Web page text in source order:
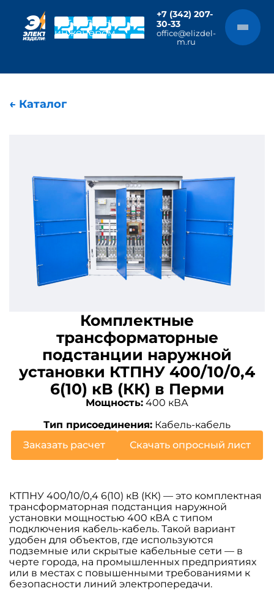
Чат с главным
инженером
+7 (342) 207-
30-33
office@elizdel-
m.ru
← Каталог
Комплектные
трансформаторные
подстанции наружной
установки КТПНУ 400/10/0,4
6(10) кВ (КК) в Перми
Мощность: 400 кВА
Тип присоединения: Кабель-кабель
Заказать расчет
Скачать опросный лист
КТПНУ 400/10/0,4 6(10) кВ (КК) — это комплектная
трансформаторная подстанция наружной
установки мощностью 400 кВА с типом
подключения кабель-кабель. Такой вариант
удобен для объектов, где используются
подземные или скрытые кабельные сети — в
черте города, на промышленных предприятиях
или в местах с повышенными требованиями к
безопасности линий электропередачи.